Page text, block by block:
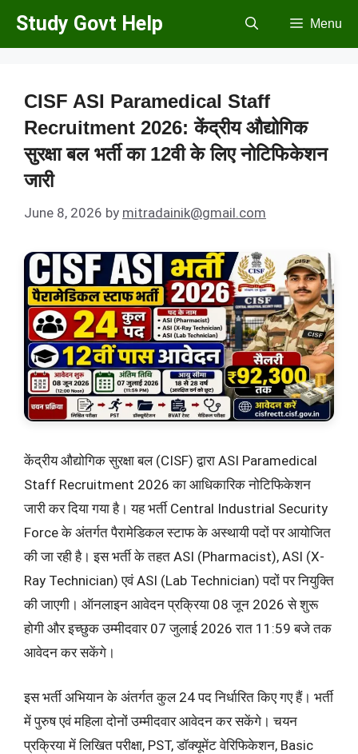
Skip
Study Govt Help Menu
CISF ASI Paramedical Staff
Recruitment 2026: केंद्रीय औद्योगिक
सुरक्षा बल भर्ती का 12वी के लिए नोटिफिकेशन
जारी
June 8, 2026 by mitradainik@gmail.com
केंद्रीय औद्योगिक सुरक्षा बल (CISF) द्वारा ASI Paramedical
Staff Recruitment 2026 का आधिकारिक नोटिफिकेशन
जारी कर दिया गया है। यह भर्ती Central Industrial Security
Force के अंतर्गत पैरामेडिकल स्टाफ के अस्थायी पदों पर आयोजित
की जा रही है। इस भर्ती के तहत ASI (Pharmacist), ASI (X-
Ray Technician) एवं ASI (Lab Technician) पदों पर नियुक्ति
की जाएगी। ऑनलाइन आवेदन प्रक्रिया 08 जून 2026 से शुरू
होगी और इच्छुक उम्मीदवार 07 जुलाई 2026 रात 11:59 बजे तक
आवेदन कर सकेंगे।
इस भर्ती अभियान के अंतर्गत कुल 24 पद निर्धारित किए गए हैं। भर्ती
में पुरुष एवं महिला दोनों उम्मीदवार आवेदन कर सकेंगे। चयन
प्रक्रिया में लिखित परीक्षा, PST, डॉक्यूमेंट वेरिफिकेशन, Basic